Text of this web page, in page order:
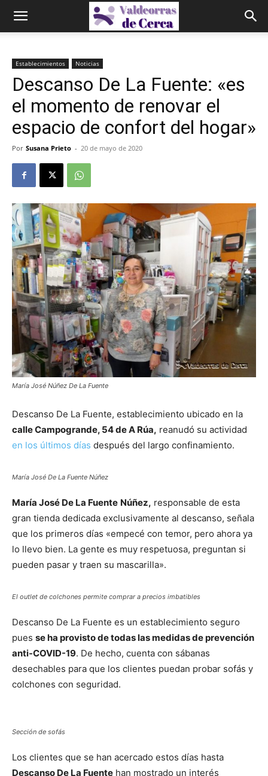
Establecimientos Noticias
Descanso De La Fuente: «es
el momento de renovar el
espacio de confort del hogar»
Por Susana Prieto - 20 de mayo de 2020
María José Núñez De La Fuente
Descanso De La Fuente, establecimiento ubicado en la
calle Campogrande, 54 de A Rúa, reanudó su actividad
en los últimos días después del largo confinamiento.
María José De La Fuente Núñez
María José De La Fuente Núñez, responsable de esta
gran tienda dedicada exclusivamente al descanso, señala
que los primeros días «empecé con temor, pero ahora ya
lo llevo bien. La gente es muy respetuosa, preguntan si
pueden pasar y traen su mascarilla».
El outlet de colchones permite comprar a precios imbatibles
Descanso De La Fuente es un establecimiento seguro
pues se ha provisto de todas las medidas de prevención
anti-COVID-19. De hecho, cuenta con sábanas
desechables para que los clientes puedan probar sofás y
colchones con seguridad.
Sección de sofás
Los clientes que se han acercado estos días hasta
Descanso De La Fuente han mostrado un interés